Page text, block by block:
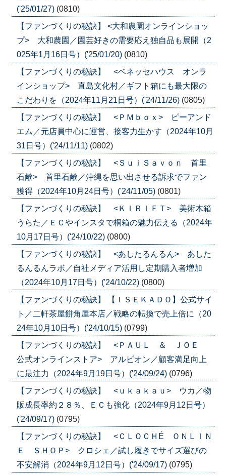
('25/01/27) (0810)
【ファンづくりの秘訣】 <大和農園オンラインショッ
プ> 大和農園／園芸好きの需要応え独自品も展開（2
025年1月16日号）('25/01/20) (0810)
【ファンづくりの秘訣】 <ベネッセハウス オンラ
インショップ> 直島文化村／ギフト箱にも最大限の
こだわりを（2024年11月21日号）('24/11/26) (0805)
【ファンづくりの秘訣】 <ＰＭｂｏｘ> ピーアンド
エム／元店員中心に運営、接客力生かす（2024年10月
31日号）('24/11/11) (0802)
【ファンづくりの秘訣】 <ＳｕｉＳａｖｏｎ 首里
石鹸> 首里石鹸／沖縄を思い出させる訴求でファン
獲得（2024年10月24日号）('24/11/05) (0801)
【ファンづくりの秘訣】 <ＫＩＲＩＦＴ> 美術木箱
うらた／ＥＣやインスタで桐箱の魅力伝える（2024年
10月17日号）('24/10/22) (0800)
【ファンづくりの秘訣】 <あしたるんるん> あした
るんるんラボ／自社メディア活用し定期購入者増加
（2024年10月17日号）('24/10/22) (0800)
【ファンづくりの秘訣】 【ＩＳＥＫＡＤＯ】公式サイ
ト／二軒茶屋餅角屋本店／戦略の転換で売上倍に（20
24年10月10日号）('24/10/15) (0799)
【ファンづくりの秘訣】 <ＰＡＵＬ ＆ ＪＯＥ
公式オンラインストア> アルビオン／顧客満足向上
に最注力（2024年9月19日号）('24/09/24) (0796)
【ファンづくりの秘訣】 <ｕｋａｋａｕ> ウカ／物
販成長率約２８％、ＥＣも強化（2024年9月12日号）
('24/09/17) (0795)
【ファンづくりの秘訣】 <ＣＬＯＣＨÉ ＯＮＬＩＮ
Ｅ ＳＨＯＰ> クロシェ／試し履きでサイズ選びの
不安解消（2024年9月12日号）('24/09/17) (0795)